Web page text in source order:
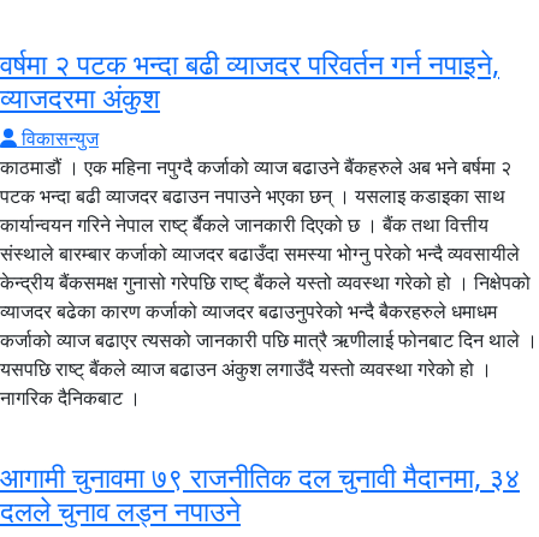
वर्षमा २ पटक भन्दा बढी व्याजदर परिवर्तन गर्न नपाइने,
व्याजदरमा अंकुश
विकासन्युज
काठमाडौं । एक महिना नपुग्दै कर्जाको व्याज बढाउने बैंकहरुले अब भने बर्षमा २
पटक भन्दा बढी व्याजदर बढाउन नपाउने भएका छन् । यसलाइ कडाइका साथ
कार्यान्वयन गरिने नेपाल राष्ट् र्बैकले जानकारी दिएको छ । बैंक तथा वित्तीय
संस्थाले बारम्बार कर्जाको व्याजदर बढाउँदा समस्या भोग्नु परेको भन्दै व्यवसायीले
केन्द्रीय बैंकसमक्ष गुनासो गरेपछि राष्ट् बैंकले यस्तो व्यवस्था गरेको हो । निक्षेपको
व्याजदर बढेका कारण कर्जाको व्याजदर बढाउनुपरेको भन्दै बैकरहरुले धमाधम
कर्जाको व्याज बढाएर त्यसको जानकारी पछि मात्रै ऋणीलाई फोनबाट दिन थाले ।
यसपछि राष्ट् बैंकले व्याज बढाउन अंकुश लगाउँदै यस्तो व्यवस्था गरेको हो ।
नागरिक दैनिकबाट ।
आगामी चुनावमा ७९ राजनीतिक दल चुनावी मैदानमा, ३४
दलले चुनाव लड्न नपाउने